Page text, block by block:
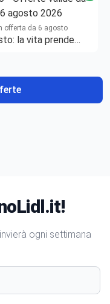
offerta da 6 agosto
la vita prende
ogni settimana